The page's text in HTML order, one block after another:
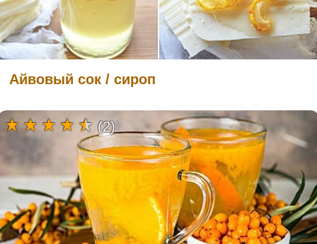
Айвовый сок / сироп
(2)